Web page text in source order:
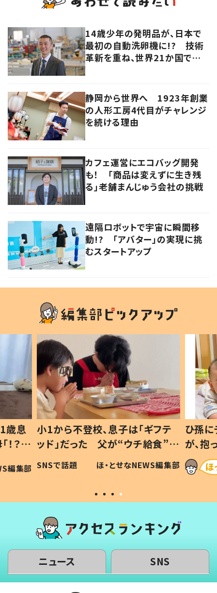
14歳少年の発明品が、日本で
最初の自動洗卵機に!? 技術
革新を重ね、世界21か国で稼
静岡から世界へ 1923年創業
の人形工房4代目がチャレンジ
を続ける理由
カフェ運営にエコバッグ開発
も！ 「商品は変えずに生き残
る」老舗まんじゅう会社の挑戦
遠隔ロボットで宇宙に瞬間移
動!? 「アバター」の実現に挑
むスタートアップ
歳息
？」
編集部
小1から不登校、息子は「ギフテ
ッド」だった 父が“ウチ給食”を
作り続ける理由とは #令和の親
#令和の子
SNSで話題 ほ・とせなNEWS編集部
ひ孫
が、
「涙が
い」
ニュース SNS